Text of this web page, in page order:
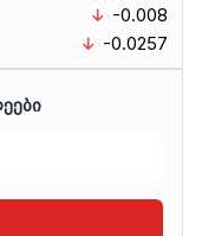
-0.008
-0.0257